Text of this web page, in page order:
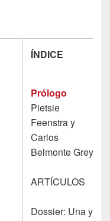
ÍNDICE
Prólogo
Pietsie
Feenstra y
Carlos
Belmonte Grey
ARTÍCULOS
Dossier: Una y